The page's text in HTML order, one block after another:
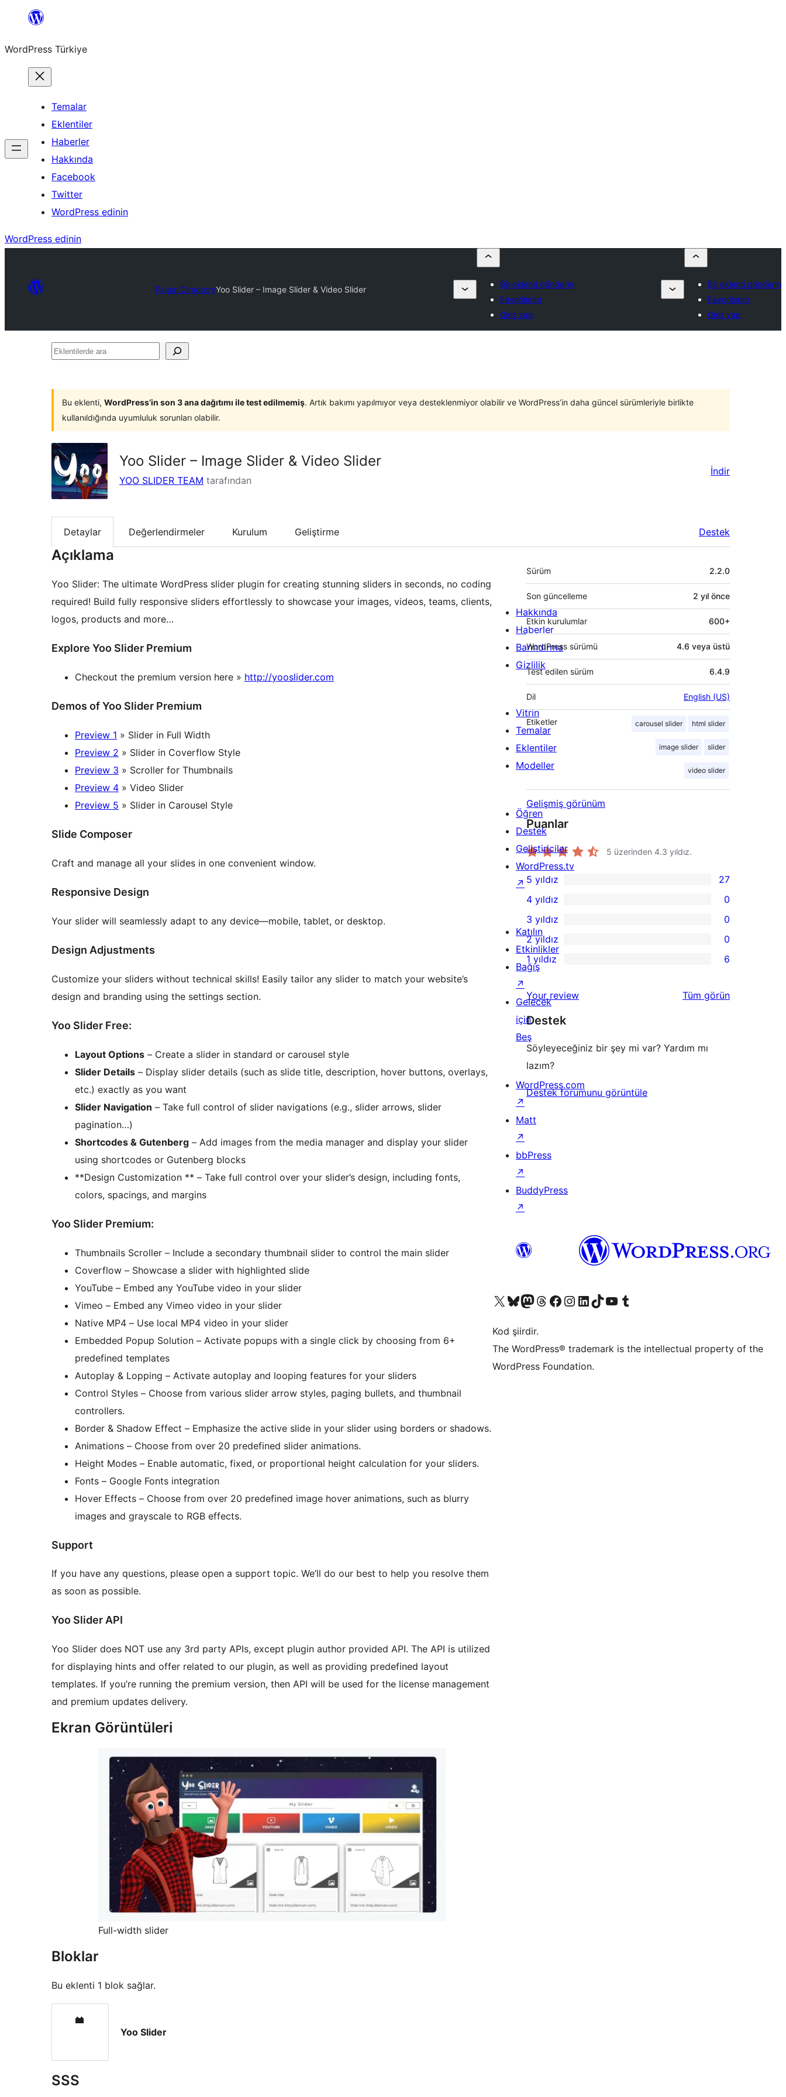
İçeriğe
WordPress Türkiye
Temalar
Eklentiler
Haberler
Hakkında
Facebook
Twitter
WordPress edinin
WordPress edinin
Plugin DirectoryYoo Slider – Image Slider & Video Slider
Bir eklenti gönderin
Favorilerim
Giriş yap
Bir eklenti gönderin
Favorilerim
Giriş yap
Eklentilerde
Bu eklenti, WordPress’in son 3 ana dağıtımı ile test edilmemiş. Artık bakımı yapılmıyor veya desteklenmiyor olabilir ve WordPress’in daha güncel sürümleriyle birlikte
kullanıldığında uyumluluk sorunları olabilir.
Yoo Slider – Image Slider & Video Slider
YOO SLIDER TEAM tarafından
İndir
Detaylar Değerlendirmeler Kurulum Geliştirme Destek
Açıklama
Yoo Slider: The ultimate WordPress slider plugin for creating stunning sliders in seconds, no coding
required! Build fully responsive sliders effortlessly to showcase your images, videos, teams, clients,
logos, products and more…
Explore Yoo Slider Premium
Checkout the premium version here » http://yooslider.com
Demos of Yoo Slider Premium
Preview 1 » Slider in Full Width
Preview 2 » Slider in Coverflow Style
Preview 3 » Scroller for Thumbnails
Preview 4 » Video Slider
Preview 5 » Slider in Carousel Style
Slide Composer
Craft and manage all your slides in one convenient window.
Responsive Design
Your slider will seamlessly adapt to any device—mobile, tablet, or desktop.
Design Adjustments
Customize your sliders without technical skills! Easily tailor any slider to match your website’s
design and branding using the settings section.
Yoo Slider Free:
Layout Options – Create a slider in standard or carousel style
Slider Details – Display slider details (such as slide title, description, hover buttons, overlays,
etc.) exactly as you want
Slider Navigation – Take full control of slider navigations (e.g., slider arrows, slider
pagination…)
Shortcodes & Gutenberg – Add images from the media manager and display your slider
using shortcodes or Gutenberg blocks
**Design Customization ** – Take full control over your slider’s design, including fonts,
colors, spacings, and margins
Yoo Slider Premium:
Thumbnails Scroller – Include a secondary thumbnail slider to control the main slider
Coverflow – Showcase a slider with highlighted slide
YouTube – Embed any YouTube video in your slider
Vimeo – Embed any Vimeo video in your slider
Native MP4 – Use local MP4 video in your slider
Embedded Popup Solution – Activate popups with a single click by choosing from 6+
predefined templates
Autoplay & Lopping – Activate autoplay and looping features for your sliders
Control Styles – Choose from various slider arrow styles, paging bullets, and thumbnail
controllers.
Border & Shadow Effect – Emphasize the active slide in your slider using borders or shadows.
Animations – Choose from over 20 predefined slider animations.
Height Modes – Enable automatic, fixed, or proportional height calculation for your sliders.
Fonts – Google Fonts integration
Hover Effects – Choose from over 20 predefined image hover animations, such as blurry
images and grayscale to RGB effects.
Support
If you have any questions, please open a support topic. We’ll do our best to help you resolve them
as soon as possible.
Yoo Slider API
Yoo Slider does NOT use any 3rd party APIs, except plugin author provided API. The API is utilized
for displaying hints and offer related to our plugin, as well as providing predefined layout
templates. If you’re running the premium version, then API will be used for the license management
and premium updates delivery.
Ekran Görüntüleri
Full-width slider
Bloklar
Bu eklenti 1 blok sağlar.
Yoo Slider
SSS
Meta
Sürüm 2.2.0
Son güncelleme 2 yıl önce
Etkin kurulumlar 600+
WordPress sürümü 4.6 veya üstü
Test edilen sürüm 6.4.9
Dil English (US)
Etiketler carousel slider html slider
image slider slider
video slider
Gelişmiş görünüm
Puanlar
5 üzerinden 4.3 yıldız.
27
5
yıldızlı
inceleme
5 yıldız 27
4
yıldızlı
inceleme
4 yıldız 0
0
3
yıldızlı
3 yıldız 0
0
2
inceleme
2 yıldız 0
6
yıldızlı
inceleme
1 yıldız 6
Your review Tüm değerlendirmeleri
görün
Destek
Söyleyeceğiniz bir şey mi var? Yardım mı
lazım?
Destek forumunu görüntüle
Hakkında
Haberler
Barındırma
Gizlilik
Vitrin
Temalar
Eklentiler
Modeller
Öğren
Destek
Geliştiriciler
WordPress.tv
↗
Katılın
Etkinlikler
Bağış
↗
Gelecek
için
Beş
WordPress.com
↗
Matt
↗
bbPress
↗
BuddyPress
↗
X (eski Twitter) hesabımıza bakın
Bluesky hesabımızı ziyaret edinMastodon hesabımızı ziyaret edinThreads hesabımızı ziyaret edinFacebook sayfamızı ziyaret edinInstagram hesabımızı ziyaret edinLinkedIn hesabımızı ziyaret edinTikTok hesabımızı ziyaret edinYouTube kanalımızı ziyaret edinTumblr hesabımızı ziyaret edin
Kod şiirdir.
The WordPress® trademark is the intellectual property of the
WordPress Foundation.